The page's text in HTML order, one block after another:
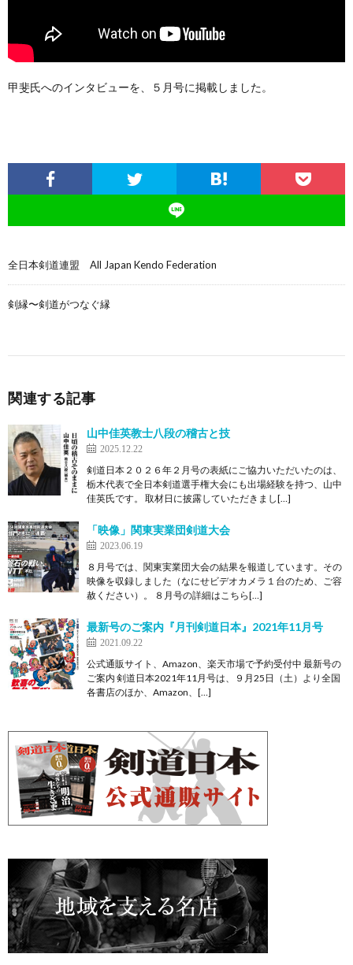
甲斐氏へのインタビューを、５月号に掲載しました。
全日本剣道連盟 All Japan Kendo Federation
剣縁〜剣道がつなぐ縁
関連する記事
山中佳英教士八段の稽古と技
2025.12.22
剣道日本２０２６年２月号の表紙にご協力いただいたのは、
栃木代表で全日本剣道選手権大会にも出場経験を持つ、山中
佳英氏です。 取材日に披露していただきまし[…]
「映像」関東実業団剣道大会
2023.06.19
８月号では、関東実業団大会の結果を報道しています。その
映像を収録しました（なにせビデオカメラ１台のため、ご容
赦ください）。 ８月号の詳細はこちら[…]
最新号のご案内『月刊剣道日本』2021年11月号
2021.09.22
公式通販サイト、Amazon、楽天市場で予約受付中 最新号の
ご案内 剣道日本2021年11月号は、９月25日（土）より全国
各書店のほか、Amazon、[…]